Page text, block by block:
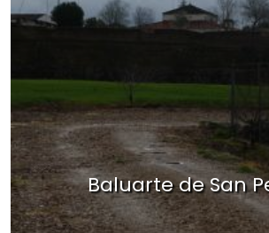
Baluarte de San